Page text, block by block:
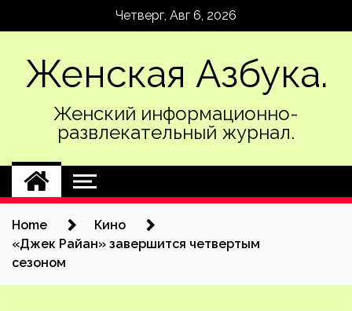
Четверг, Авг 6, 2026
Женская Азбука.
Женский информационно-
развлекательный журнал.
Home
Кино
«Джек Райан» завершится четвертым
сезоном